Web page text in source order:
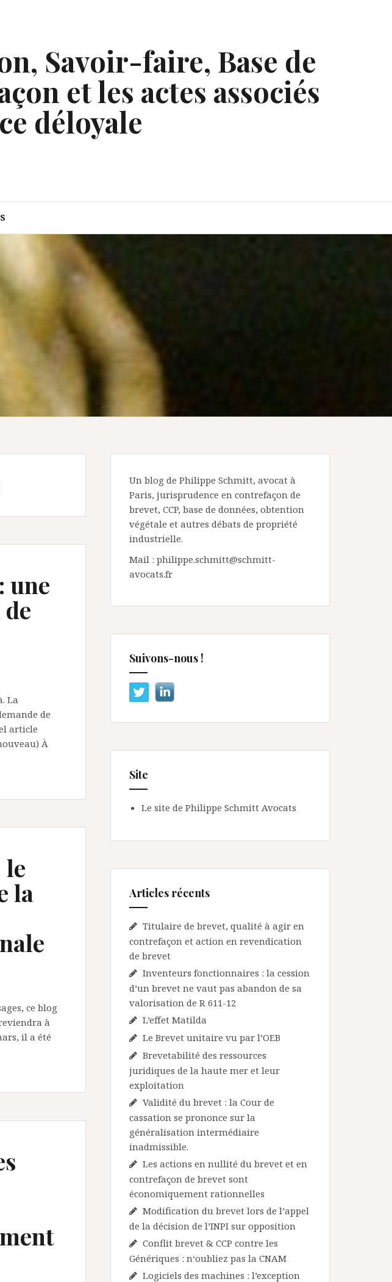
Savoir-faire, Base de
et les actes associés
déloyale
une
La
de
article
À
le
la
ce blog
à
il a été
Un blog de Philippe Schmitt, avocat à
Paris, jurisprudence en contrefaçon de
brevet, CCP, base de données, obtention
végétale et autres débats de propriété
industrielle.
Mail : philippe.schmitt@schmitt-
avocats.fr
Suivons-nous !
Site
Le site de Philippe Schmitt Avocats
Articles récents
Titulaire de brevet, qualité à agir en
contrefaçon et action en revendication
de brevet
Inventeurs fonctionnaires : la cession
d’un brevet ne vaut pas abandon de sa
valorisation de R 611-12
L’effet Matilda
Le Brevet unitaire vu par l’OEB
Brevetabilité des ressources
juridiques de la haute mer et leur
exploitation
Validité du brevet : la Cour de
cassation se prononce sur la
généralisation intermédiaire
inadmissible.
Les actions en nullité du brevet et en
contrefaçon de brevet sont
économiquement rationnelles
Modification du brevet lors de l’appel
de la décision de l’INPI sur opposition
Conflit brevet & CCP contre les
Génériques : n‘oubliez pas la CNAM
Logiciels des machines : l’exception